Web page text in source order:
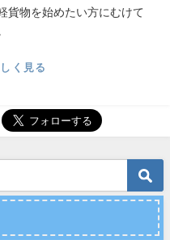
貨物を始めたい方にむけて
く見る